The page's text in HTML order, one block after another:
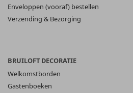
Enveloppen (vooraf) bestellen
Verzending & Bezorging
BRUILOFT DECORATIE
Welkomstborden
Gastenboeken